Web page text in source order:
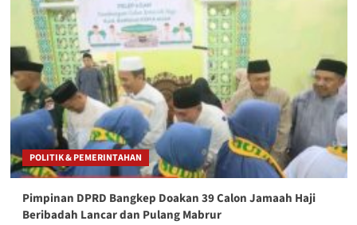
POLITIK & PEMERINTAHAN
Pimpinan DPRD Bangkep Doakan 39 Calon Jamaah Haji
Beribadah Lancar dan Pulang Mabrur